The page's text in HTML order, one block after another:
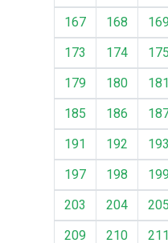
167
168 169
173
174 175
179
180 181
185
186
191
192 193
197
198 199
203
204 205
209
210 211